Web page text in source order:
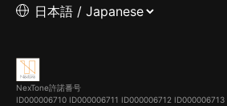
NexTone許諾番号
ID000006710 ID000006711 ID000006712 ID000006713